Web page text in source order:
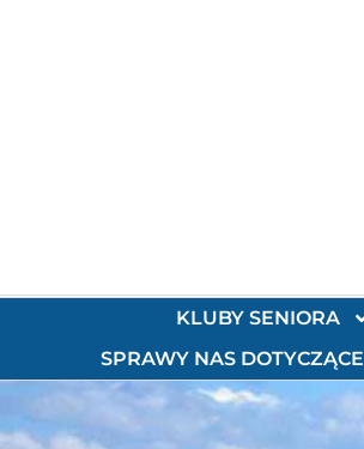
KLUBY SENIORA
SPRAWY NAS DOTYCZĄCE